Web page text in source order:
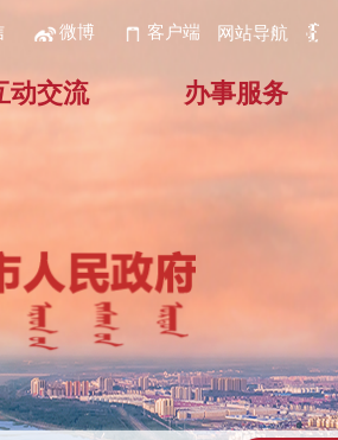
微博 客户端 网站导航
动交流 办事服务